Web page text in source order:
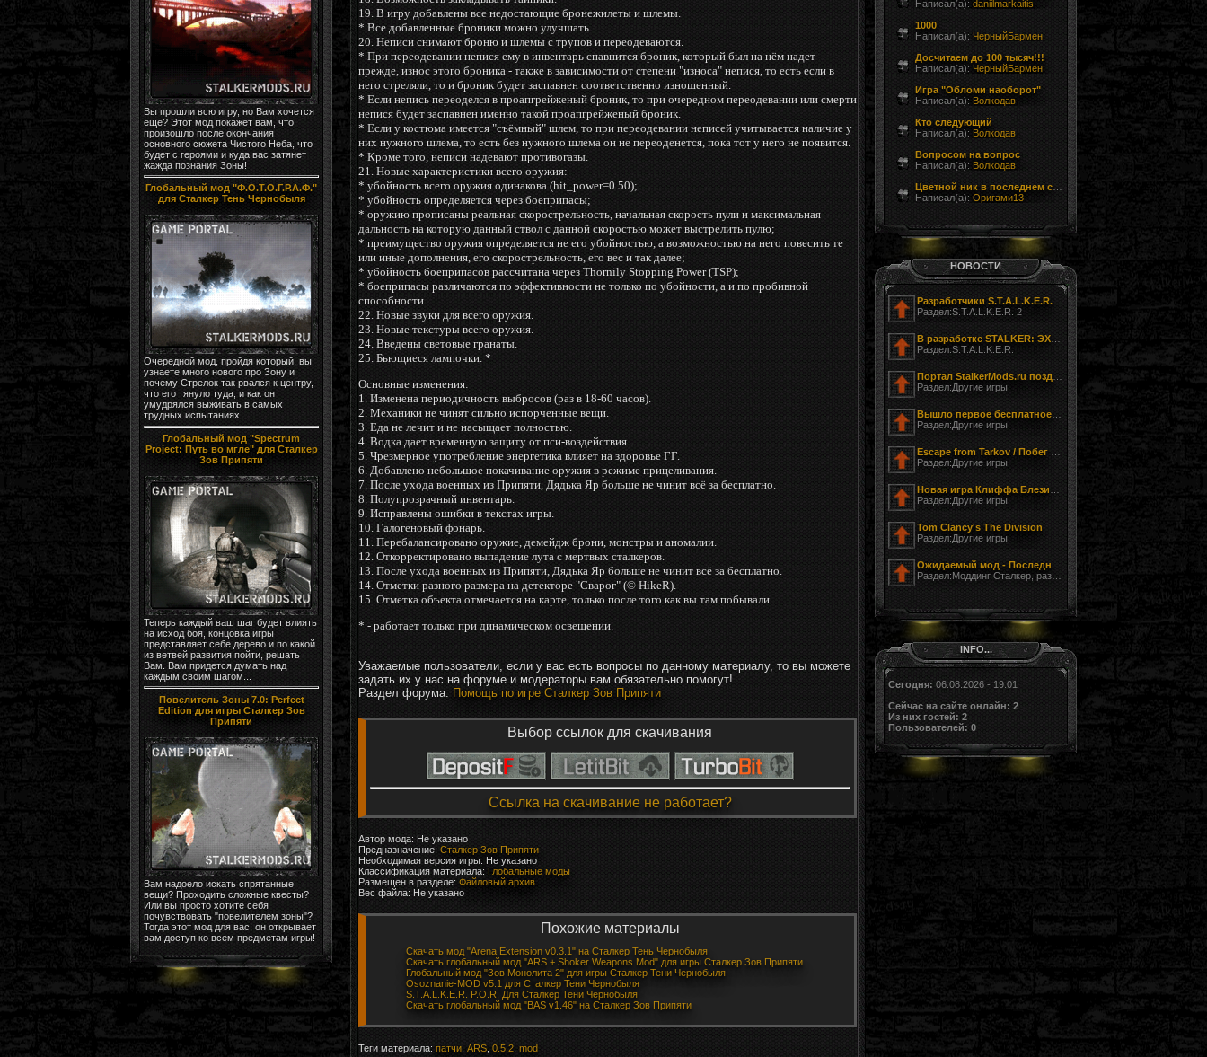
Вы прошли всю игру, но Вам хочется
еще? Этот мод покажет вам, что
произошло после окончания
основного сюжета Чистого Неба, что
будет с героями и куда вас затянет
жажда познания Зоны!
Глобальный мод "Ф.О.Т.О.Г.Р.А.Ф."
для Сталкер Тень Чернобыля
Очередной мод, пройдя который, вы
узнаете много нового про Зону и
почему Стрелок так рвался к центру,
что его тянуло туда, и как он
умудрялся выживать в самых
трудных испытаниях...
Глобальный мод "Spectrum
Project: Путь во мгле" для Сталкер
Зов Припяти
Теперь каждый ваш шаг будет влиять
на исход боя, концовка игры
представляет себе дерево и по какой
из ветвей развития пойти, решать
Вам. Вам придется думать над
каждым своим шагом...
Повелитель Зоны 7.0: Perfect
Edition для игры Сталкер Зов
Припяти
Вам надоело искать спрятанные
вещи? Проходить сложные квесты?
Или вы просто хотите себя
почувствовать "повелителем зоны"?
Тогда этот мод для вас, он открывает
вам доступ ко всем предметам игры!
19. В игру добавлены все недостающие бронежилеты и шлемы.
* Все добавленные броники можно улучшать.
20. Неписи снимают броню и шлемы с трупов и переодеваются.
* При переодевании непися ему в инвентарь спавнится броник, который был на нём надет
прежде, износ этого броника - также в зависимости от степени "износа" непися, то есть если в
него стреляли, то и броник будет заспавнен соответственно изношенный.
* Если непись переоделся в проапгрейженый броник, то при очередном переодевании или смерти
непися будет заспавнен именно такой проапгрейженый броник.
* Если у костюма имеется "съёмный" шлем, то при переодевании неписей учитывается наличие у
них нужного шлема, то есть без нужного шлема он не переоденется, пока тот у него не появится.
* Кроме того, неписи надевают противогазы.
21. Новые характеристики всего оружия:
* убойность всего оружия одинакова (hit_power=0.50);
* убойность определяется через боеприпасы;
* оружию прописаны реальная скорострельность, начальная скорость пули и максимальная
дальность на которую данный ствол с данной скоростью может выстрелить пулю;
* преимущество оружия определяется не его убойностью, а возможностью на него повесить те
или иные дополнения, его скорострельность, его вес и так далее;
* убойность боеприпасов рассчитана через Thornily Stopping Power (TSP);
* боеприпасы различаются по эффективности не только по убойности, а и по пробивной
способности.
22. Новые звуки для всего оружия.
23. Новые текстуры всего оружия.
24. Введены световые гранаты.
25. Бьющиеся лампочки. *
Основные изменения:
1. Изменена периодичность выбросов (раз в 18-60 часов).
2. Механики не чинят сильно испорченные вещи.
3. Еда не лечит и не насыщает полностью.
4. Водка дает временную защиту от пси-воздействия.
5. Чрезмерное употребление энергетика влияет на здоровье ГГ.
6. Добавлено небольшое покачивание оружия в режиме прицеливания.
7. После ухода военных из Припяти, Дядька Яр больше не чинит всё за бесплатно.
8. Полупрозрачный инвентарь.
9. Исправлены ошибки в текстах игры.
10. Галогеновый фонарь.
11. Перебалансировано оружие, демейдж брони, монстры и аномалии.
12. Откорректировано выпадение лута с мертвых сталкеров.
13. После ухода военных из Припяти, Дядька Яр больше не чинит всё за бесплатно.
14. Отметки разного размера на детекторе "Сварог" (© HikeR).
15. Отметка объекта отмечается на карте, только после того как вы там побывали.
* - работает только при динамическом освещении.
Уважаемые пользователи, если у вас есть вопросы по данному материалу, то вы можете
задать их у нас на форуме и модераторы вам обязательно помогут!
Раздел форума: Помощь по игре Сталкер Зов Припяти
Выбор ссылок для скачивания
Ссылка на скачивание не работает?
Автор мода: Не указано
Предназначение: Сталкер Зов Припяти
Необходимая версия игры: Не указано
Классификация материала: Глобальные моды
Размещен в разделе: Файловый архив
Вес файла: Не указано
Похожие материалы
Скачать мод "Arena Extension v0.3.1" на Сталкер Тень Чернобыля
Скачать глобальный мод "ARS + Shoker Weapons Mod" для игры Сталкер Зов Припяти
Глобальный мод "Зов Монолита 2" для игры Сталкер Тени Чернобыля
Osoznanie-MOD v5.1 для Сталкер Тени Чернобыля
S.T.A.L.K.E.R. P.O.R. Для Сталкер Тени Чернобыля
Скачать глобальный мод "BAS v1.46" на Сталкер Зов Припяти
Теги материала: патчи ARS 0.5.2 mod
Написал(а): daniilmarkaitis
1000
Написал(а): ЧерныйБармен
Досчитаем до 100 тысяч!!!
Написал(а): ЧерныйБармен
Игра "Обломи наоборот"
Написал(а): Волкодав
Кто следующий
Написал(а): Волкодав
Вопросом на вопрос
Написал(а): Волкодав
Написал(а): Оригами13
НОВОСТИ
Раздел:S.T.A.L.K.E.R. 2
Раздел:S.T.A.L.K.E.R.
Раздел:Другие игры
Раздел:Другие игры
Раздел:Другие игры
Раздел:Другие игры
Tom Clancy's The Division
Раздел:Другие игры
Раздел:Моддинг Сталкер, разработка модов
INFO...
Сегодня: 06.08.2026 - 19:01
Сейчас на сайте онлайн: 2
Из них гостей: 2
Пользователей: 0